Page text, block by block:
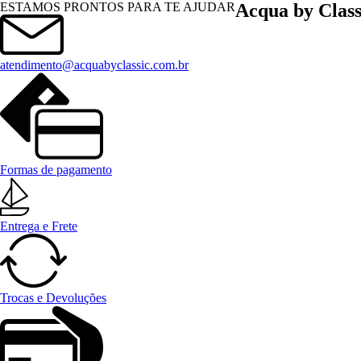
ESTAMOS PRONTOS PARA TE AJUDAR
atendimento@acquabyclassic.com.br
Formas de pagamento
Entrega e Frete
Trocas e Devoluções
Acqua by